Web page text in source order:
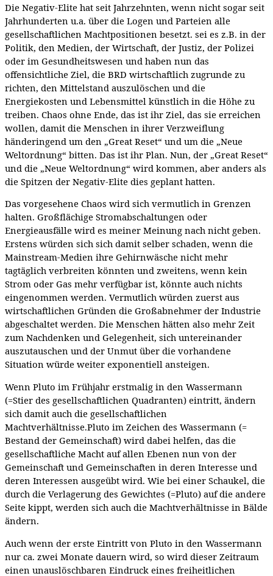
Die Negativ-Elite hat seit Jahrzehnten, wenn nicht sogar seit
Jahrhunderten u.a. über die Logen und Parteien alle
gesellschaftlichen Machtpositionen besetzt. sei es z.B. in der
Politik, den Medien, der Wirtschaft, der Justiz, der Polizei
oder im Gesundheitswesen und haben nun das
offensichtliche Ziel, die BRD wirtschaftlich zugrunde zu
richten, den Mittelstand auszulöschen und die
Energiekosten und Lebensmittel künstlich in die Höhe zu
treiben. Chaos ohne Ende, das ist ihr Ziel, das sie erreichen
wollen, damit die Menschen in ihrer Verzweiflung
händeringend um den „Great Reset“ und um die „Neue
Weltordnung“ bitten. Das ist ihr Plan. Nun, der „Great Reset“
und die „Neue Weltordnung“ wird kommen, aber anders als
die Spitzen der Negativ-Elite dies geplant hatten.
Das vorgesehene Chaos wird sich vermutlich in Grenzen
halten. Großflächige Stromabschaltungen oder
Energieausfälle wird es meiner Meinung nach nicht geben.
Erstens würden sich sich damit selber schaden, wenn die
Mainstream-Medien ihre Gehirnwäsche nicht mehr
tagtäglich verbreiten könnten und zweitens, wenn kein
Strom oder Gas mehr verfügbar ist, könnte auch nichts
eingenommen werden. Vermutlich würden zuerst aus
wirtschaftlichen Gründen die Großabnehmer der Industrie
abgeschaltet werden. Die Menschen hätten also mehr Zeit
zum Nachdenken und Gelegenheit, sich untereinander
auszutauschen und der Unmut über die vorhandene
Situation würde weiter exponentiell ansteigen.
Wenn Pluto im Frühjahr erstmalig in den Wassermann
(=Stier des gesellschaftlichen Quadranten) eintritt, ändern
sich damit auch die gesellschaftlichen
Machtverhältnisse.Pluto im Zeichen des Wassermann (=
Bestand der Gemeinschaft) wird dabei helfen, das die
gesellschaftliche Macht auf allen Ebenen nun von der
Gemeinschaft und Gemeinschaften in deren Interesse und
deren Interessen ausgeübt wird. Wie bei einer Schaukel, die
durch die Verlagerung des Gewichtes (=Pluto) auf die andere
Seite kippt, werden sich auch die Machtverhältnisse in Bälde
ändern.
Auch wenn der erste Eintritt von Pluto in den Wassermann
nur ca. zwei Monate dauern wird, so wird dieser Zeitraum
einen unauslöschbaren Eindruck eines freiheitlichen